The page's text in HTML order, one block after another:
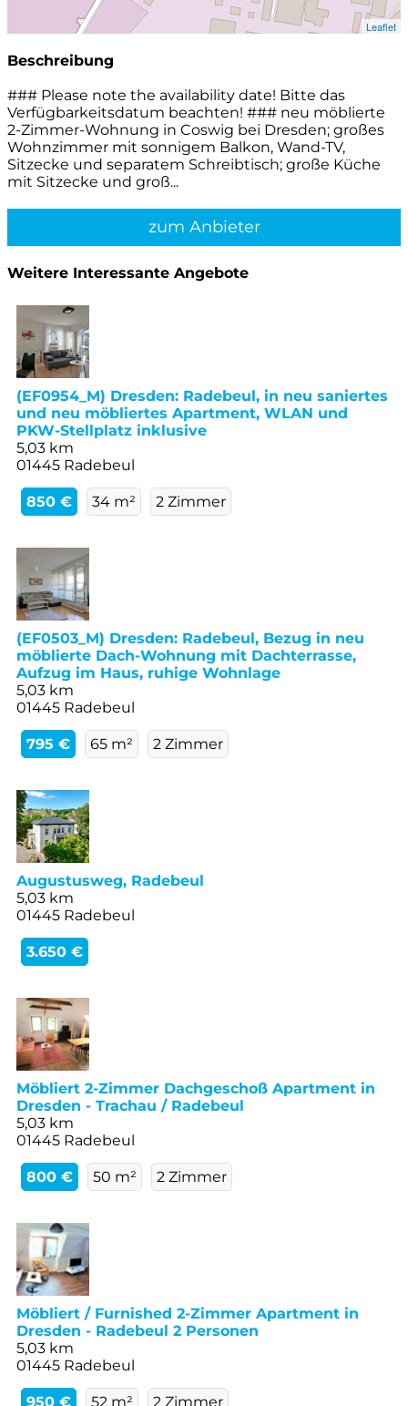
Leaflet
Beschreibung
### Please note the availability date! Bitte das
Verfügbarkeitsdatum beachten! ### neu möblierte
2-Zimmer-Wohnung in Coswig bei Dresden; großes
Wohnzimmer mit sonnigem Balkon, Wand-TV,
Sitzecke und separatem Schreibtisch; große Küche
mit Sitzecke und groß...
zum Anbieter
Weitere Interessante Angebote
(EF0954_M) Dresden: Radebeul, in neu saniertes
und neu möbliertes Apartment, WLAN und
PKW-Stellplatz inklusive
5,03 km
01445 Radebeul
850 € 34 m² 2 Zimmer
(EF0503_M) Dresden: Radebeul, Bezug in neu
möblierte Dach-Wohnung mit Dachterrasse,
Aufzug im Haus, ruhige Wohnlage
5,03 km
01445 Radebeul
795 € 65 m² 2 Zimmer
Augustusweg, Radebeul
5,03 km
01445 Radebeul
3.650 €
Möbliert 2-Zimmer Dachgeschoß Apartment in
Dresden - Trachau / Radebeul
5,03 km
01445 Radebeul
800 € 50 m² 2 Zimmer
Möbliert / Furnished 2-Zimmer Apartment in
Dresden - Radebeul 2 Personen
5,03 km
01445 Radebeul
950 € 52 m² 2 Zimmer